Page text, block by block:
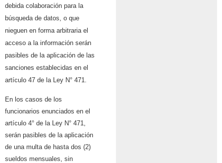
debida colaboración para la
búsqueda de datos, o que
nieguen en forma arbitraria el
acceso a la información serán
pasibles de la aplicación de las
sanciones establecidas en el
artículo 47 de la Ley N° 471.
En los casos de los
funcionarios enunciados en el
artículo 4° de la Ley N° 471,
serán pasibles de la aplicación
de una multa de hasta dos (2)
sueldos mensuales, sin